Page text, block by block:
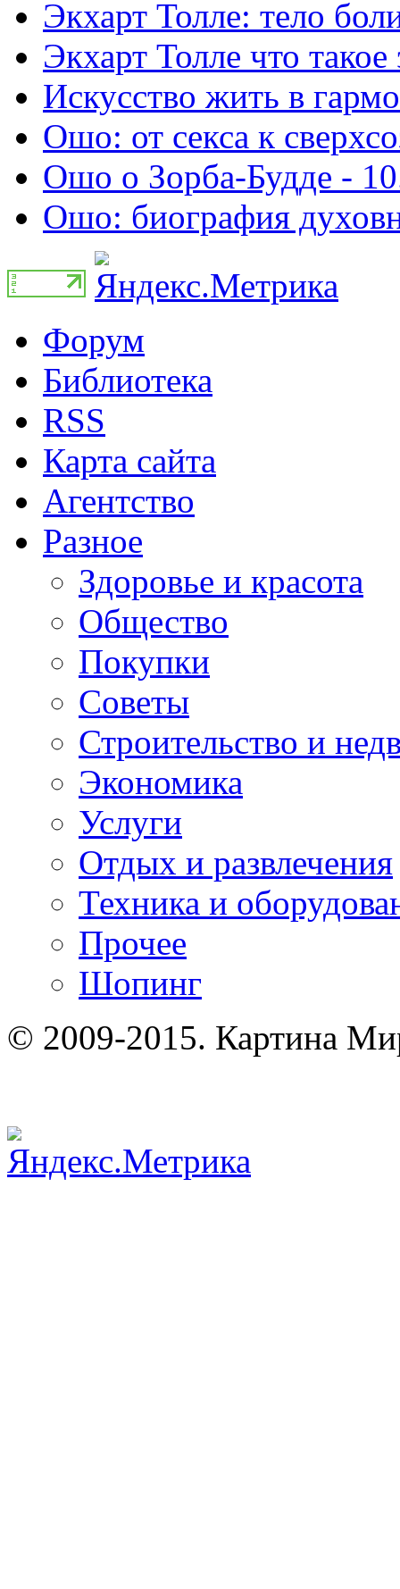
Экхарт Толле: тело
Экхарт Толле что
Искусство жить в
Ошо: от секса к
Ошо о Зорба-Будде -
Ошо: биография
Форум
Библиотека
RSS
Карта сайта
Агентство
Разное
Здоровье и красота
Общество
Покупки
Советы
Строительство и
Экономика
Услуги
Отдых и развлечения
Техника и
Прочее
Шопинг
© 2009-2015. Картина